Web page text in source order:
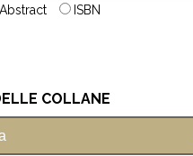
Abstract ISBN
COLLANE